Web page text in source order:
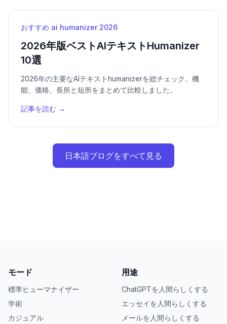
おすすめ ai humanizer 2026
2026年版ベストAIテキストHumanizer
10選
2026年の主要なAIテキストhumanizerを総チェック。機
能、価格、長所と短所をまとめて比較しました。
記事を読む →
日本語ブログをすべて見る
モード
標準ヒューマナイザー
学術
カジュアル
用途
ChatGPTを人間らしくする
エッセイを人間らしくする
メールを人間らしくする